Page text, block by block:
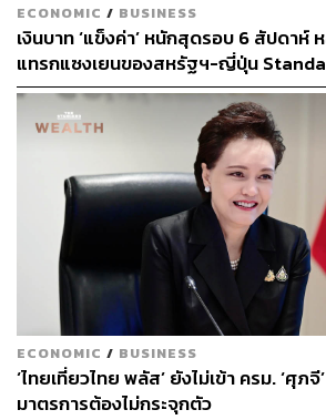
ECONOMIC / BUSINESS
เงินบาท ‘แข็งค่า’ หนักสุดรอบ 6 สัปดาห์
แทรกแซงเยนของสหรัฐฯ-ญี่ปุ่น
เปิดเป้าสิ้นปีนี้จ่อแข็งต่อแตะ 32.50 บาท
ECONOMIC / BUSINESS
‘ไทยเที่ยวไทย พลัส’ ยังไม่เข้า ครม. ‘ศุภ
มาตรการต้องไม่กระจุกตัว